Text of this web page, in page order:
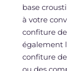
base
à votre
confiture
également
confiture
ou des